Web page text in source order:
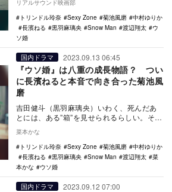
放…
リアルサウンド映画部
トリンドル玲奈
Sexy Zone 菊池風磨
中村ゆりか
長濱ねる
黒羽麻璃央 Snow Man 渡辺翔太
ウ
ソ婚
国内ドラマ 2023.09.13 06:45
『ウソ婚』は八重の成長物語？ つい
に長濱ねると本音で向き合った菊池風
磨
吉田健斗（黒羽麻璃央）いわく、死んだあ
とには、ある”箱”を見せられるらしい。その
り、諦めちゃ…
菜本かな
トリンドル玲奈
Sexy Zone 菊池風磨
中村ゆりか
長濱ねる
黒羽麻璃央 Snow Man 渡辺翔太
菜
本かな
ウソ婚
国内ドラマ 2023.09.12 07:00